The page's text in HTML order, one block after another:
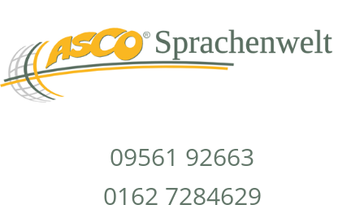
09561 92663
0162 7284629